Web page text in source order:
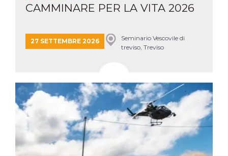
CAMMINARE PER LA VITA 2026
27 SETTEMBRE 2026
Seminario Vescovile di
treviso, Treviso